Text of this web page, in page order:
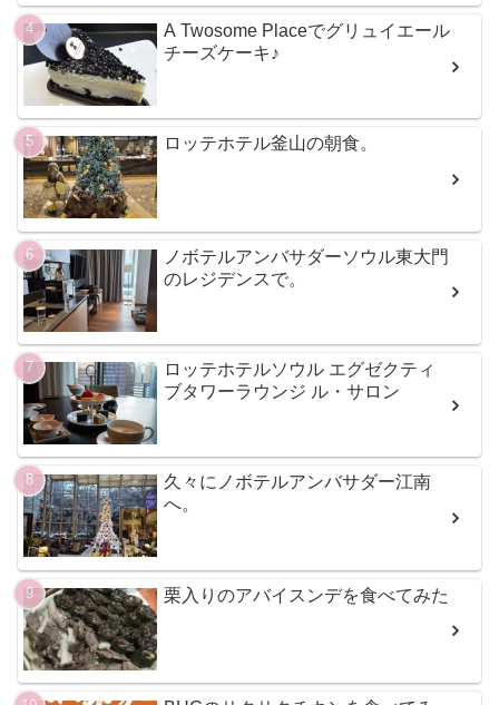
A Twosome Placeでグリュイエール
チーズケーキ♪
ロッテホテル釜山の朝食。
ノボテルアンバサダーソウル東大門
のレジデンスで。
ロッテホテルソウル エグゼクティ
ブタワーラウンジ ル・サロン
久々にノボテルアンバサダー江南
へ。
栗入りのアバイスンデを食べてみた